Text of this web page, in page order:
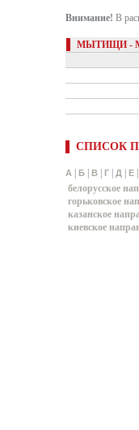
Внимание! В
МЫТИЩИ -
СПИСОК
А Б В Г Д Е
белорусское
горьковское
казанское
киевское